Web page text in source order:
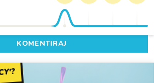
KOMENTIRAJ